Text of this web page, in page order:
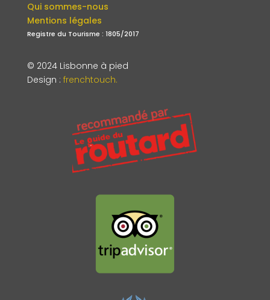
Qui sommes-nous
Mentions légales
Registre du Tourisme : 1805/2017
© 2024 Lisbonne à pied
Design : frenchtouch.